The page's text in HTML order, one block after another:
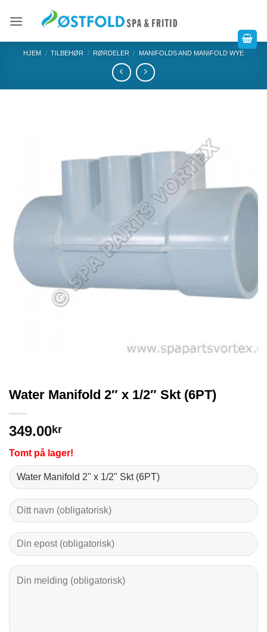
HJEM / TILBEHØR / RØRDELER / MANIFOLDS AND MANIFOLD WYE
Water Manifold 2″ x 1/2″ Skt (6PT)
349.00kr
Tomt på lager!